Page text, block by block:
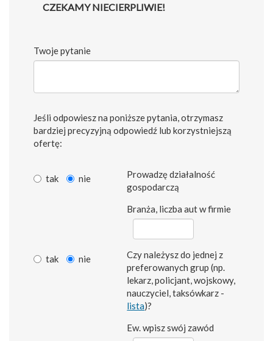
CZEKAMY NIECIERPLIWIE!
Twoje pytanie
Jeśli odpowiesz na poniższe pytania, otrzymasz
bardziej precyzyjną odpowiedź lub korzystniejszą
ofertę:
tak nie
Prowadzę działalność
gospodarczą
Branża, liczba aut w firmie
tak nie
Czy należysz do jednej z
preferowanych grup (np.
lekarz, policjant, wojskowy,
nauczyciel, taksówkarz -
lista)?
Ew. wpisz swój zawód